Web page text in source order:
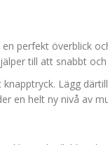
perfekt överblick
till att snabbt
Lägg
en helt ny nivå av